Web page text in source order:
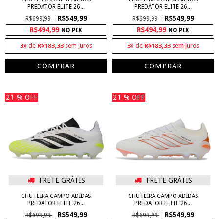
PREDATOR ELITE 26...
R$699,99
R$549,99
R$494,99 NO PIX
3x de R$183,33sem juros
COMPRAR
PREDATOR ELITE 26...
R$699,99
R$549,99
R$494,99 NO PIX
3x de R$183,33sem juros
COMPRAR
21 % OFF
FRETE GRÁTIS
CHUTEIRA CAMPO ADIDAS
PREDATOR ELITE 26...
R$699,99
R$549,99
21 % OFF
FRETE GRÁTIS
CHUTEIRA CAMPO ADIDAS
PREDATOR ELITE 26...
R$699,99
R$549,99